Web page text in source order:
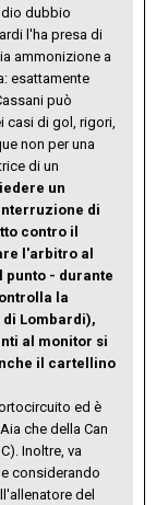
dubbio
l'ha presa di
ammonizione a
esattamente
può
casi di gol, rigori,
non per una
di un
un
di
contro il
l'arbitro al
punto - durante
la
Lombardi),
al monitor si
il cartellino
ed è
che della Can
Inoltre, va
considerando
del